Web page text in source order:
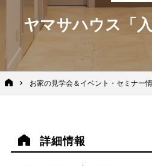
ヤマサハウス「
お家の見学会＆イベント・セミナー
詳細情報